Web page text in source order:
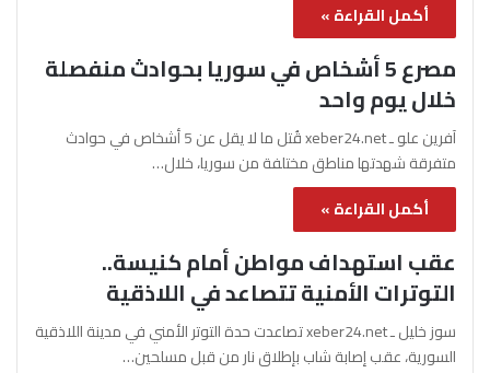
أكمل القراءة »
مصرع 5 أشخاص في سوريا بحوادث منفصلة
خلال يوم واحد
آفرين علو ـ xeber24.net قُتل ما لا يقل عن 5 أشخاص في حوادث
متفرقة شهدتها مناطق مختلفة من سوريا، خلال…
أكمل القراءة »
عقب استهداف مواطن أمام كنيسة..
التوترات الأمنية تتصاعد في اللاذقية
سوز خليل ـ xeber24.net تصاعدت حدة التوتر الأمني في مدينة اللاذقية
السورية، عقب إصابة شاب بإطلاق نار من قبل مسلحين…